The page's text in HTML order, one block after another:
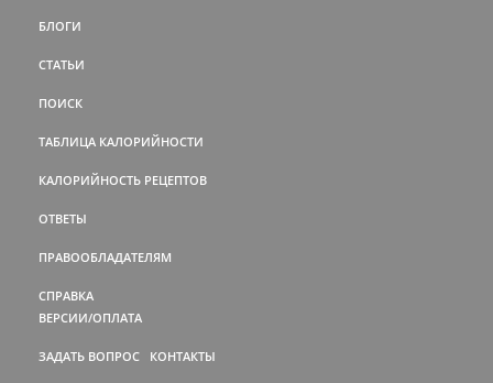
БЛОГИ
СТАТЬИ
ПОИСК
ТАБЛИЦА КАЛОРИЙНОСТИ
КАЛОРИЙНОСТЬ РЕЦЕПТОВ
ОТВЕТЫ
ПРАВООБЛАДАТЕЛЯМ
СПРАВКА
ВЕРСИИ/ОПЛАТА
ЗАДАТЬ ВОПРОС КОНТАКТЫ